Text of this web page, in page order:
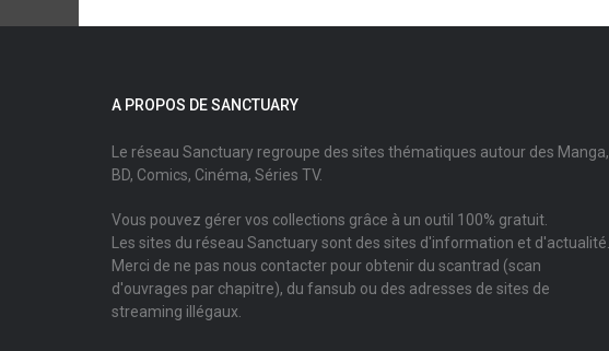
A PROPOS DE SANCTUARY
Le réseau Sanctuary regroupe des sites thématiques autour des Manga,
BD, Comics, Cinéma, Séries TV.
Vous pouvez gérer vos collections grâce à un outil 100% gratuit.
Les sites du réseau Sanctuary sont des sites d'information et d'actualité.
Merci de ne pas nous contacter pour obtenir du scantrad (scan
d'ouvrages par chapitre), du fansub ou des adresses de sites de
streaming illégaux.